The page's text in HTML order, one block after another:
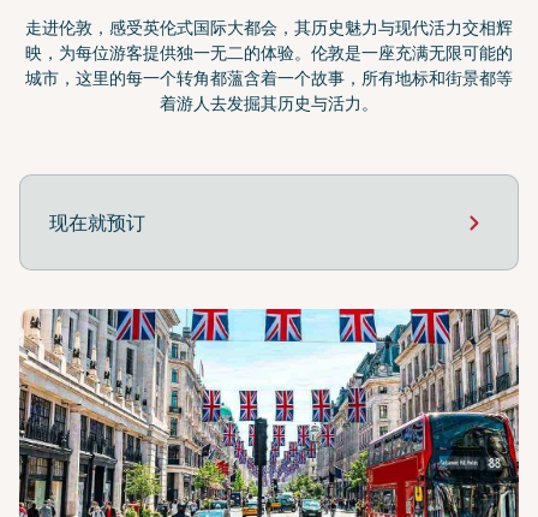
走进伦敦，感受英伦式国际大都会，其历史魅力与现代活力交相辉
映，为每位游客提供独一无二的体验。伦敦是一座充满无限可能的
城市，这里的每一个转角都薀含着一个故事，所有地标和街景都等
着游人去发掘其历史与活力。
现在就预订